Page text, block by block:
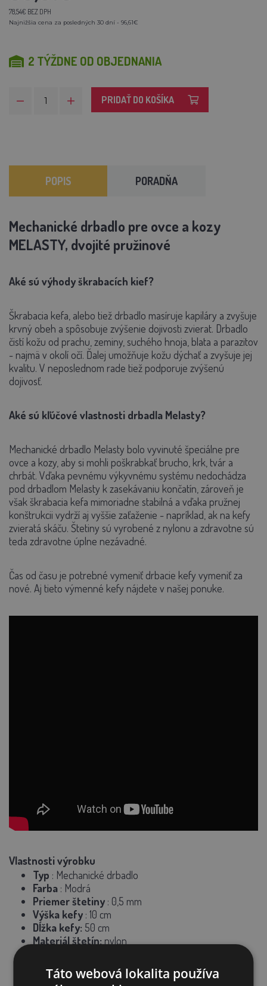
78,54€ BEZ DPH
Najnižšia cena za posledných 30 dní - 96,61€
2 TÝŽDNE OD OBJEDNANIA
PRIDAŤ DO KOŠÍKA
POPIS PORADŇA
Mechanické drbadlo pre ovce a kozy
MELASTY, dvojité pružinové
Aké sú výhody škrabacích kief?
Škrabacia kefa, alebo tiež drbadlo masíruje kapiláry a zvyšuje
krvný obeh a spôsobuje zvýšenie dojivosti zvierat. Drbadlo
čistí kožu od prachu, zeminy, suchého hnoja, blata a parazitov
- najmä v okolí očí. Ďalej umožňuje kožu dýchať a zvyšuje jej
kvalitu. V neposlednom rade tiež podporuje zvýšenú
dojivosť.
Aké sú kľúčové vlastnosti drbadla Melasty?
Mechanické drbadlo Melasty bolo vyvinuté špeciálne pre
ovce a kozy, aby si mohli poškrabkať brucho, krk, tvár a
chrbát. Vďaka pevnému výkyvnému systému nedochádza
pod drbadlom Melasty k zasekávaniu končatín, zároveň je
však škrabacia kefa mimoriadne stabilná a vďaka pružnej
konštrukcii vydrží aj vyššie zaťaženie - napríklad, ak na kefy
zvieratá skáču. Štetiny sú vyrobené z nylonu a zdravotne sú
teda zdravotne úplne nezávadné.
Čas od času je potrebné vymeniť drbacie kefy vymeniť za
nové. Aj tieto výmenné kefy nájdete v našej ponuke.
Vlastnosti výrobku
Typ : Mechanické drbadlo
Farba : Modrá
Priemer štetiny : 0,5 mm
Výška kefy : 10 cm
Dĺžka kefy: 50 cm
Materiál štetín:nylon
Táto webová lokalita používa